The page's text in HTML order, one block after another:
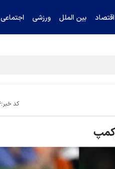
اقتصاد بین الملل ورزشی اجتماعی
کد خبر:۹۱۰۲۱۶